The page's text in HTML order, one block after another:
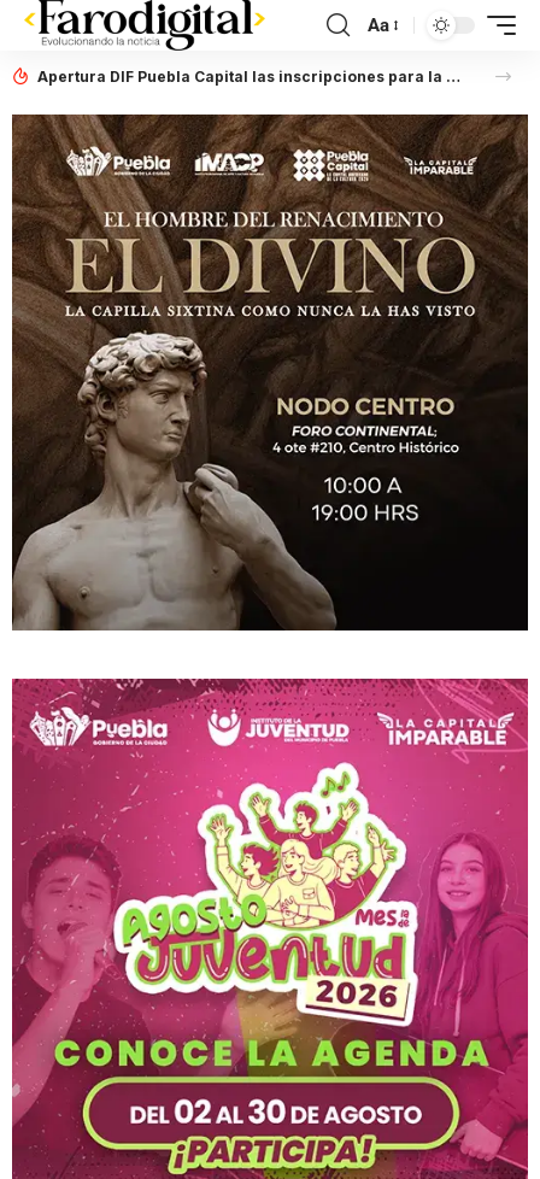
Aa
Apertura DIF Puebla Capital las inscripciones para la Carrera de Capacitación para el Trabajo en Gastronomía